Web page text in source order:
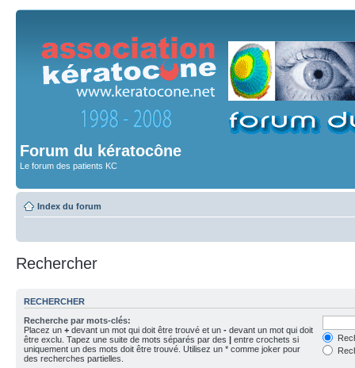
Forum du kératocône
Le forum des patients KC
Index du forum
Rechercher
RECHERCHER
Recherche par mots-clés:
Placez un + devant un mot qui doit être trouvé et un - devant un mot qui doit
être exclu. Tapez une suite de mots séparés par des | entre crochets si
uniquement un des mots doit être trouvé. Utilisez un * comme joker pour
des recherches partielles.